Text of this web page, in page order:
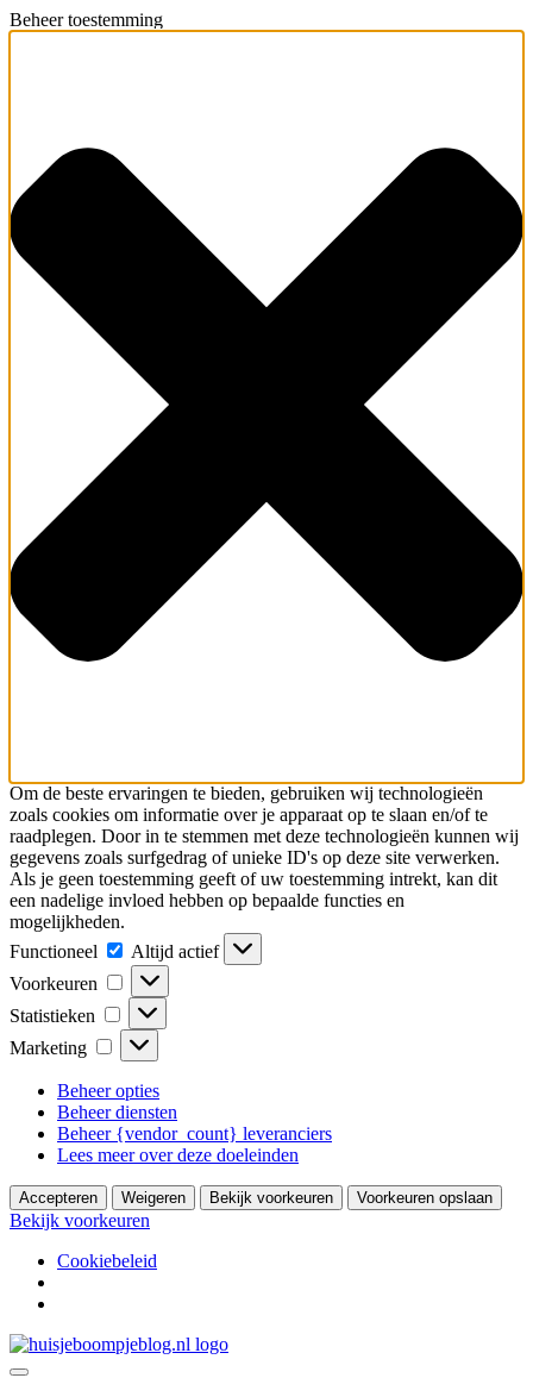
Beheer toestemming
Om de beste ervaringen te bieden, gebruiken wij technologieën
zoals cookies om informatie over je apparaat op te slaan en/of te
raadplegen. Door in te stemmen met deze technologieën kunnen wij
gegevens zoals surfgedrag of unieke ID's op deze site verwerken.
Als je geen toestemming geeft of uw toestemming intrekt, kan dit
een nadelige invloed hebben op bepaalde functies en
mogelijkheden.
Functioneel
Functioneel
Altijd actief
Voorkeuren
Voorkeuren
Statistieken Statistieken
Marketing Marketing
Beheer opties
Beheer diensten
Beheer {vendor_count} leveranciers
Lees meer over deze doeleinden
Accepteren Weigeren Bekijk voorkeuren Voorkeuren opslaan
Bekijk voorkeuren
Cookiebeleid
Ga
naar